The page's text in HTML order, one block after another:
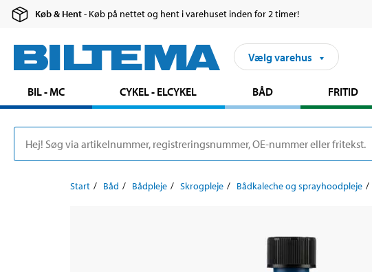
Køb & Hent- Køb på nettet og hent i varehuset inden for 2 timer!
Vælg varehus
BIL - MC CYKEL - ELCYKEL BÅD FRITID
Start Båd Bådpleje Skrogpleje Bådkaleche og sprayhoodpleje